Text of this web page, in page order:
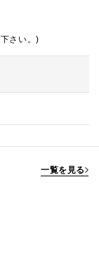
さい。)
一覧を見る